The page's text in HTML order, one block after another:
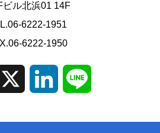
ビル北浜01 14F
6222-1951
6222-1950
LinkedIn